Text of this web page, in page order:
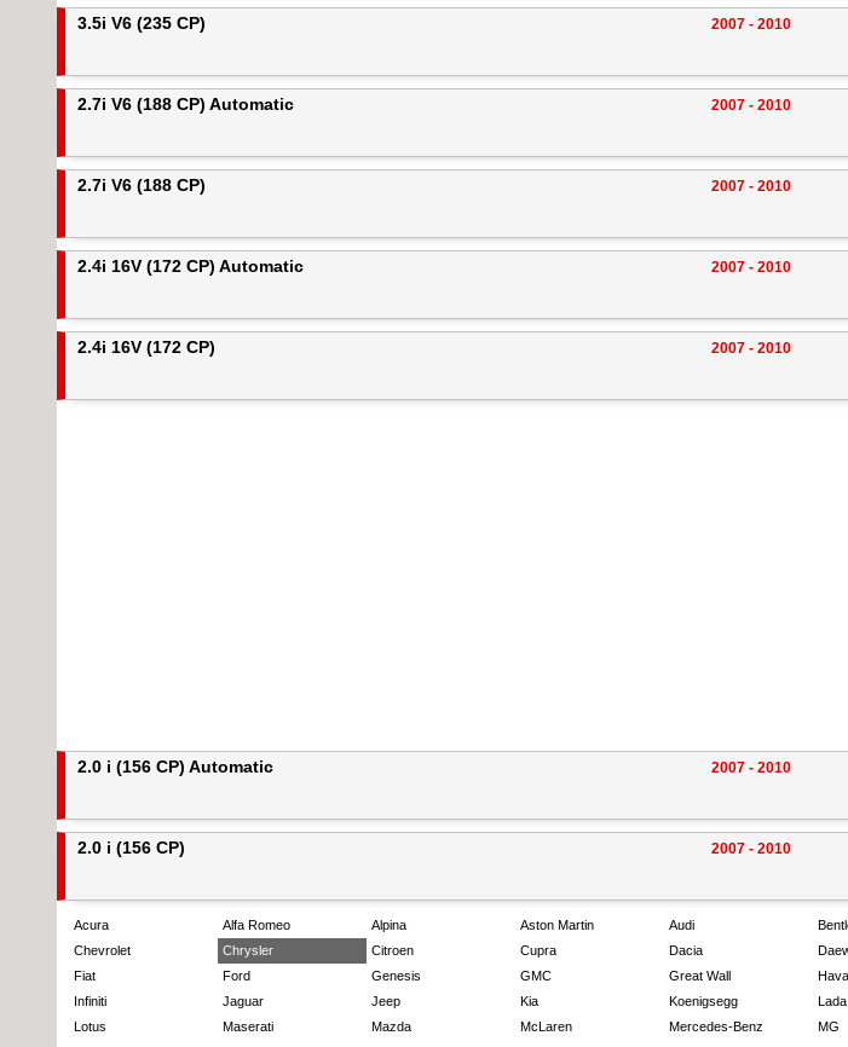
3.5i V6 (235 CP) 2007 - 2010
2.7i V6 (188 CP) Automatic 2007 - 2010
2.7i V6 (188 CP) 2007 - 2010
2.4i 16V (172 CP) Automatic 2007 - 2010
2.4i 16V (172 CP) 2007 - 2010
2.0 i (156 CP) Automatic 2007 - 2010
2.0 i (156 CP) 2007 - 2010
Acura Alfa Romeo Alpina Aston Martin Audi
Chevrolet
Chrysler Citroen Cupra Dacia
Fiat
Ford Genesis GMC Great Wall
Infiniti
Jaguar Jeep Kia Koenigsegg Lada
Lotus
Maserati Mazda McLaren Mercedes-Benz MG